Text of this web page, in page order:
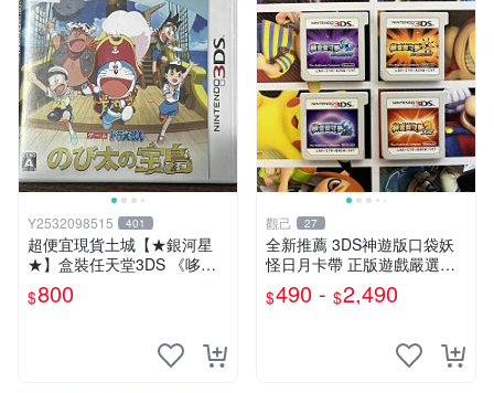
Y2532098515 401
超便宜現貨土城【★銀河星
★】盒裝任天堂3DS 《哆啦A
夢：大雄的寶島》（Doraem
on: Nobita's Treasure Islan
$800
觀己 27
全新推薦 3DS神遊版口袋妖
怪日月卡帶 正版遊戲嚴選適
合收藏 3DS主機 日月版本 解
鎖功能 臺灣港版
$490 - $2,490